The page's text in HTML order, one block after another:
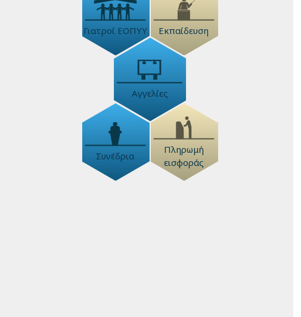
Γιατροί ΕΟΠΥΥ Εκπαίδευση
Αγγελίες
Συνέδρια
Πληρωμή
εισφοράς